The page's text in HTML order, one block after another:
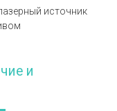
источник
и